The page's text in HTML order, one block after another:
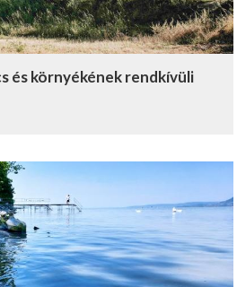
és környékének rendkívüli